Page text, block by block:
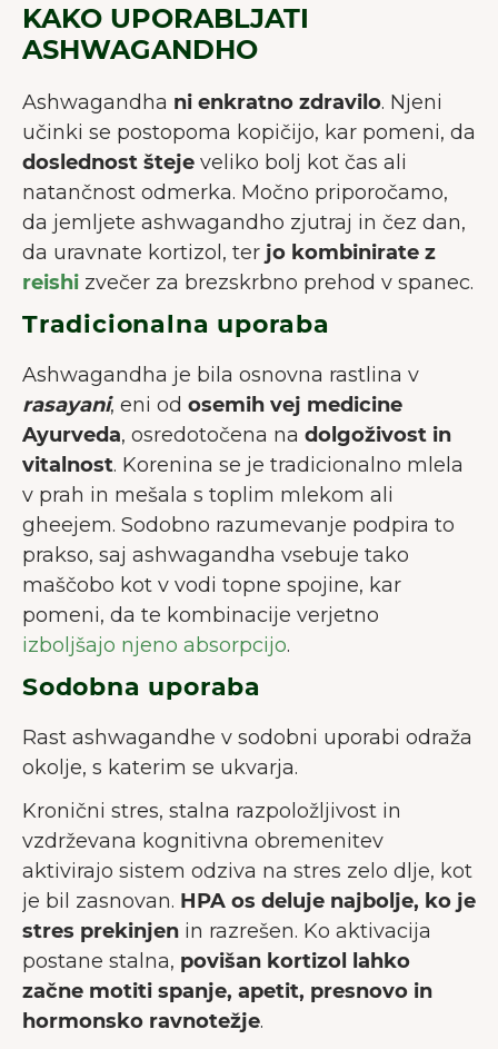
KAKO UPORABLJATI
ASHWAGANDHO
Ashwagandha ni enkratno zdravilo. Njeni
učinki se postopoma kopičijo, kar pomeni, da
doslednost šteje veliko bolj kot čas ali
natančnost odmerka. Močno priporočamo,
da jemljete ashwagandho zjutraj in čez dan,
da uravnate kortizol, ter jo kombinirate z
reishi zvečer za brezskrbno prehod v spanec.
Tradicionalna uporaba
Ashwagandha je bila osnovna rastlina v
rasayani, eni od osemih vej medicine
Ayurveda, osredotočena na dolgoživost in
vitalnost. Korenina se je tradicionalno mlela
v prah in mešala s toplim mlekom ali
gheejem. Sodobno razumevanje podpira to
prakso, saj ashwagandha vsebuje tako
maščobo kot v vodi topne spojine, kar
pomeni, da te kombinacije verjetno
izboljšajo njeno absorpcijo.
Sodobna uporaba
Rast ashwagandhe v sodobni uporabi odraža
okolje, s katerim se ukvarja.
Kronični stres, stalna razpoložljivost in
vzdrževana kognitivna obremenitev
aktivirajo sistem odziva na stres zelo dlje, kot
je bil zasnovan. HPA os deluje najbolje, ko je
stres prekinjen in razrešen. Ko aktivacija
postane stalna, povišan kortizol lahko
začne motiti spanje, apetit, presnovo in
hormonsko ravnotežje.